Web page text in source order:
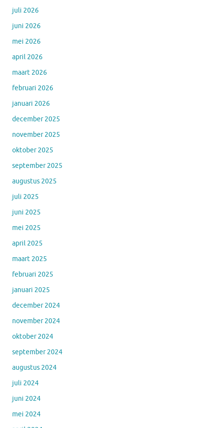
juli 2026
juni 2026
mei 2026
april 2026
maart 2026
februari 2026
januari 2026
december 2025
november 2025
oktober 2025
september 2025
augustus 2025
juli 2025
juni 2025
mei 2025
april 2025
maart 2025
februari 2025
januari 2025
december 2024
november 2024
oktober 2024
september 2024
augustus 2024
juli 2024
juni 2024
mei 2024